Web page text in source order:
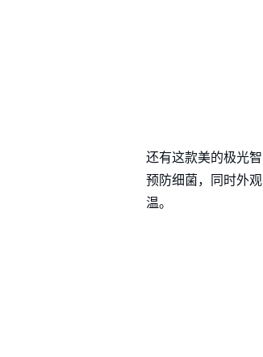
还有这款美的极光
预防细菌，同时外
温。